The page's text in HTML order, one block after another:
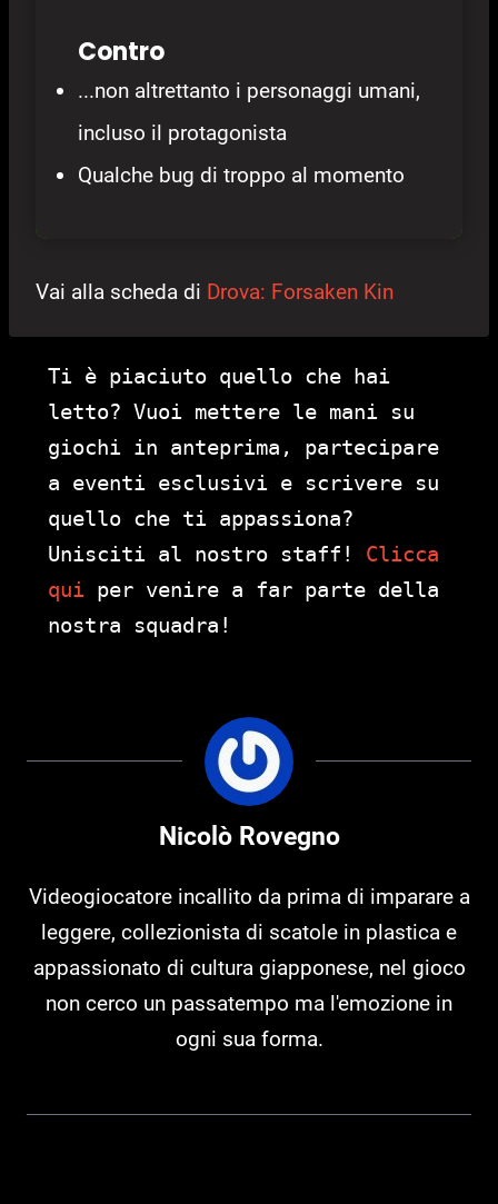
Contro
...non altrettanto i personaggi umani,
incluso il protagonista
Qualche bug di troppo al momento
Vai alla scheda di Drova: Forsaken Kin
Ti è piaciuto quello che hai
letto? Vuoi mettere le mani su
giochi in anteprima, partecipare
a eventi esclusivi e scrivere su
quello che ti appassiona?
Unisciti al nostro staff! Clicca
qui per venire a far parte della
nostra squadra!
Nicolò Rovegno
Videogiocatore incallito da prima di imparare a
leggere, collezionista di scatole in plastica e
appassionato di cultura giapponese, nel gioco
non cerco un passatempo ma l'emozione in
ogni sua forma.